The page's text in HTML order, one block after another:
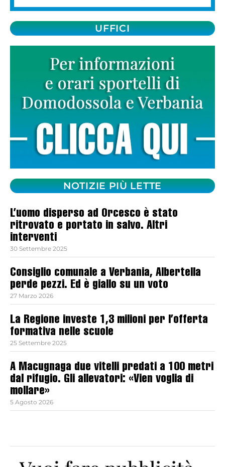
UFFICI
NOTIZIE PIÙ LETTE
L’uomo disperso ad Orcesco è stato
ritrovato e portato in salvo. Altri
interventi
30 Settembre 2025
Consiglio comunale a Verbania, Albertella
perde pezzi. Ed è giallo su un voto
27 Marzo 2026
La Regione investe 1,3 milioni per l’offerta
formativa nelle scuole
25 Settembre 2025
A Macugnaga due vitelli predati a 100 metri
dal rifugio. Gli allevatori: «Vien voglia di
mollare»
5 Agosto 2026